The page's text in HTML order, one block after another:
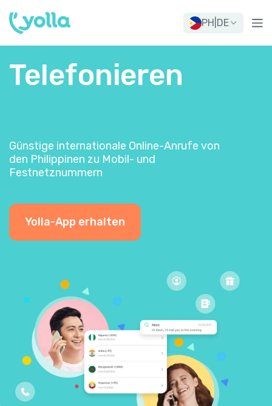
PH DE
Telefonieren
Günstige internationale Online-Anrufe von
den Philippinen zu Mobil- und
Festnetznummern
Yolla-App erhalten